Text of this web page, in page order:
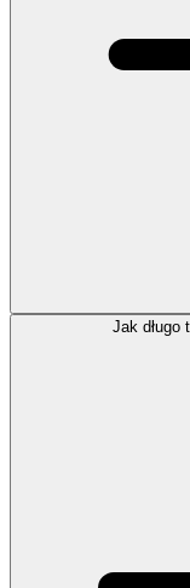
Jak długo